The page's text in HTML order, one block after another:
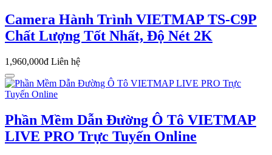
Camera Hành Trình VIETMAP TS-C9P
Chất Lượng Tốt Nhất, Độ Nét 2K
1,960,000đ Liên hệ
Phần Mềm Dẫn Đường Ô Tô VIETMAP
LIVE PRO Trực Tuyến Online